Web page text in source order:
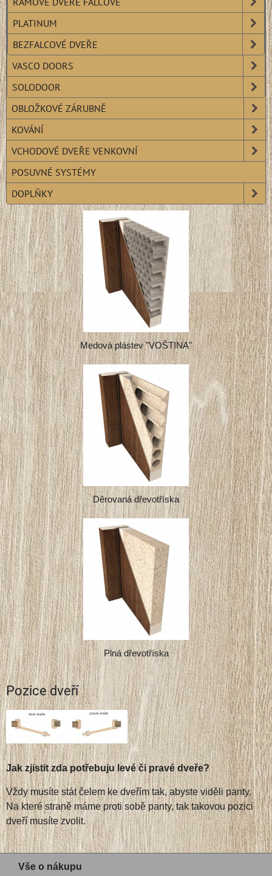
PLATINUM
BEZFALCOVÉ DVEŘE
VASCO DOORS
SOLODOOR
OBLOŽKOVÉ ZÁRUBNĚ
KOVÁNÍ
VCHODOVÉ DVEŘE VENKOVNÍ
POSUVNÉ SYSTÉMY
DOPLŇKY
Medová plástev "VOŠTINA"
Děrovaná dřevotříska
Plná dřevotříska
Pozice dveří
Jak zjistit zda potřebuju levé či pravé dveře?
Vždy musíte stát čelem ke dveřím tak, abyste viděli panty.
Na které straně máme proti sobě panty, tak takovou pozici
dveří musíte zvolit.
Vše o nákupu